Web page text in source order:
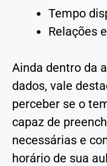
Tempo
Relações
Ainda dentro da
dados, vale
perceber se o
capaz de
necessárias e
horário de sua